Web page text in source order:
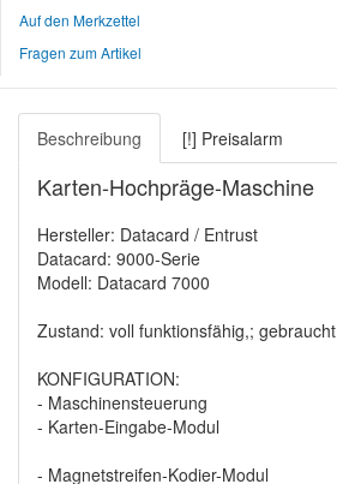
Auf den Merkzettel
Fragen zum Artikel
Beschreibung [!] Preisalarm
Karten-Hochpräge-Maschine
Hersteller: Datacard / Entrust
Datacard: 9000-Serie
Modell: Datacard 7000
Zustand: voll funktionsfähig,; gebraucht
KONFIGURATION:
- Maschinensteuerung
- Karten-Eingabe-Modul
- Magnetstreifen-Kodier-Modul